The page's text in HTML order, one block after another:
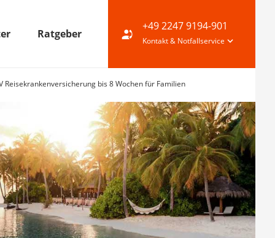
Ratgeber
+49 2247 9194-901
Kontakt & Notfallservice
Reisekrankenversicherung bis 8 Wochen für Familien